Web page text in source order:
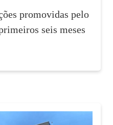
promovidas pelo
seis meses